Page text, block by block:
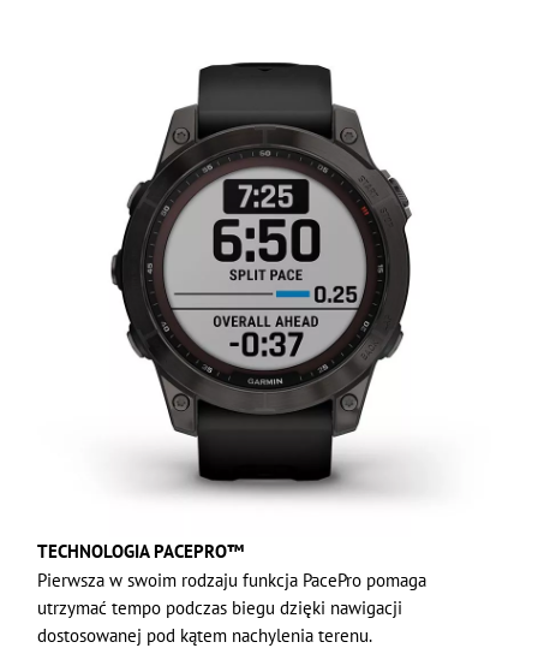
TECHNOLOGIA PACEPRO™
Pierwsza w swoim rodzaju funkcja PacePro pomaga
utrzymać tempo podczas biegu dzięki nawigacji
dostosowanej pod kątem nachylenia terenu.